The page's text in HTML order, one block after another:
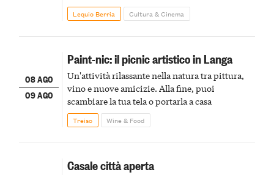
Lequio Berria Cultura & Cinema
08 AGO
09 AGO
Paint-nic: il picnic artistico in Langa
Un'attività rilassante nella natura tra pittura,
vino e nuove amicizie. Alla fine, puoi
scambiare la tua tela o portarla a casa
Treiso Wine & Food
Casale città aperta